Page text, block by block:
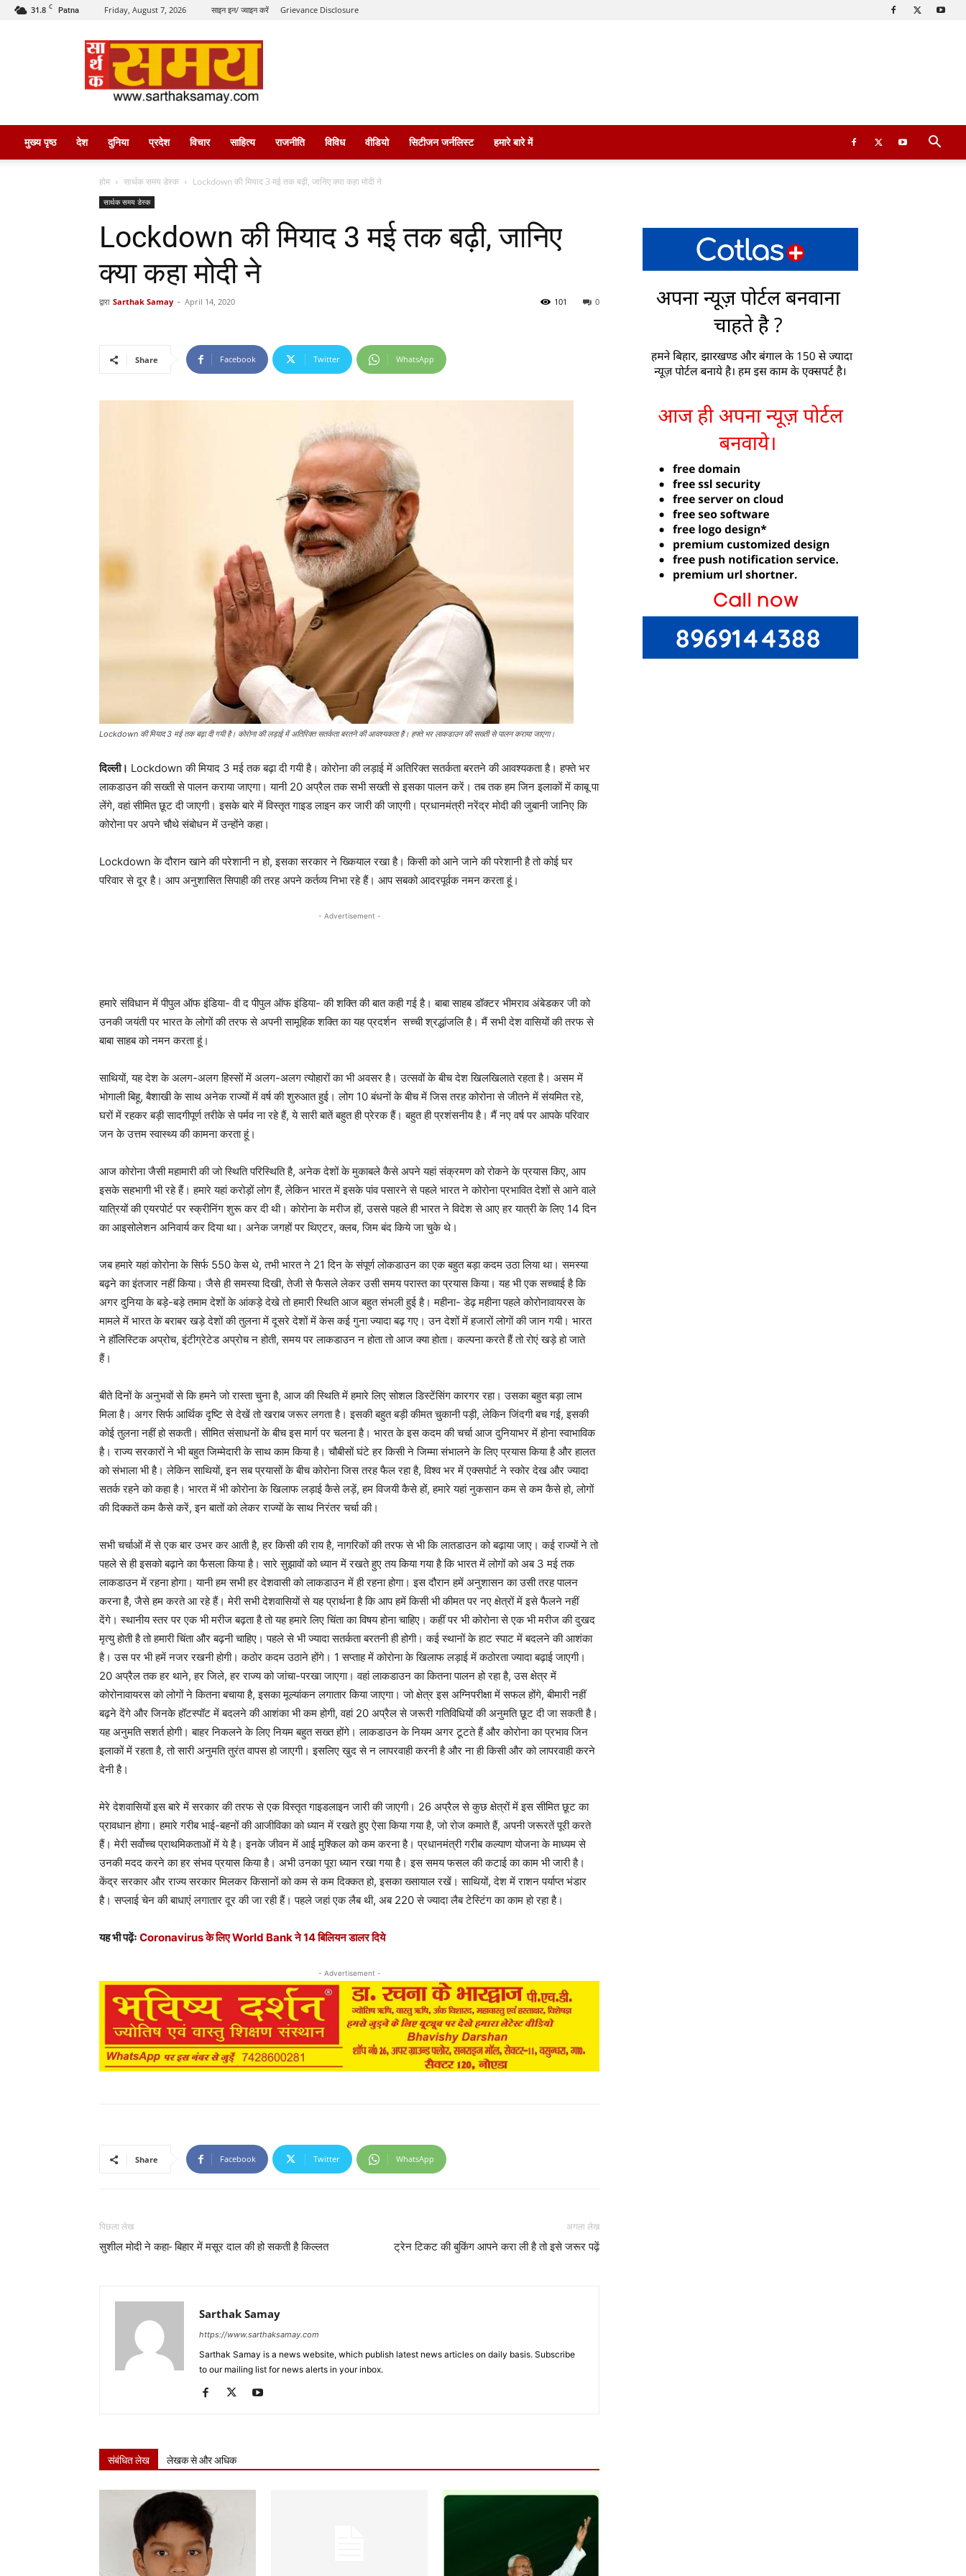
31.8 C Patna Friday, August 7, 2026 साइन इन/ ज्वाइन करें Grievance Disclosure
सार्थक
समय
मुख्य पृष्ठ देश दुनिया प्रदेश विचार साहित्य राजनीति विविध वीडियो सिटीजन जर्नलिस्ट हमारे बारे में
होम सार्थक समय डेस्क Lockdown की मियाद 3 मई तक बढ़ी, जानिए क्या कहा मोदी ने
सार्थक समय डेस्क
Lockdown की मियाद 3 मई तक बढ़ी, जानिए
क्या कहा मोदी ने
द्वारा Sarthak Samay - April 14, 2020 0
101
Share Facebook Twitter WhatsApp
Lockdown की मियाद 3 मई तक बढ़ा दी गयी है। कोरोना की लड़ाई में अतिरिक्त सतर्कता बरतने की आवश्यकता है। हफ्ते भर लाकडाउन की सख्ती से पालन कराया जाएगा।
दिल्ली। Lockdown की मियाद 3 मई तक बढ़ा दी गयी है। कोरोना की लड़ाई में अतिरिक्त सतर्कता बरतने की आवश्यकता है। हफ्ते भर
लाकडाउन की सख्ती से पालन कराया जाएगा। यानी 20 अप्रैल तक सभी सख्ती से इसका पालन करें। तब तक हम जिन इलाकों में काबू पा
लेंगे, वहां सीमित छूट दी जाएगी। इसके बारे में विस्तृत गाइड लाइन कर जारी की जाएगी। प्रधानमंत्री नरेंद्र मोदी की जुबानी जानिए कि
कोरोना पर अपने चौथे संबोधन में उन्होंने कहा।
Lockdown के दौरान खाने की परेशानी न हो, इसका सरकार ने ख्कियाल रखा है। किसी को आने जाने की परेशानी है तो कोई घर
परिवार से दूर है। आप अनुशासित सिपाही की तरह अपने कर्तव्य निभा रहे हैं। आप सबको आदरपूर्वक नमन करता हूं।
- Advertisement -
हमारे संविधान में पीपुल ऑफ इंडिया- वी द पीपुल ऑफ इंडिया- की शक्ति की बात कही गई है। बाबा साहब डॉक्टर भीमराव अंबेडकर जी को
उनकी जयंती पर भारत के लोगों की तरफ से अपनी सामूहिक शक्ति का यह प्रदर्शन सच्ची श्रद्धांजलि है। मैं सभी देश वासियों की तरफ से
बाबा साहब को नमन करता हूं।
साथियों, यह देश के अलग-अलग हिस्सों में अलग-अलग त्योहारों का भी अवसर है। उत्सवों के बीच देश खिलखिलाते रहता है। असम में
भोगाली बिहू, बैशाखी के साथ अनेक राज्यों में वर्ष की शुरुआत हुई। लोग 10 बंधनों के बीच में जिस तरह कोरोना से जीतने में संयमित रहे,
घरों में रहकर बड़ी सादगीपूर्ण तरीके से पर्मव ना रहे हैं, ये सारी बातें बहुत ही प्रेरक हैं। बहुत ही प्रशंसनीय है। मैं नए वर्ष पर आपके परिवार
जन के उत्तम स्वास्थ्य की कामना करता हूं।
आज कोरोना जैसी महामारी की जो स्थिति परिस्थिति है, अनेक देशों के मुकाबले कैसे अपने यहां संक्रमण को रोकने के प्रयास किए, आप
इसके सहभागी भी रहे हैं। हमारे यहां करोड़ों लोग हैं, लेकिन भारत में इसके पांव पसारने से पहले भारत ने कोरोना प्रभावित देशों से आने वाले
यात्रियों की एयरपोर्ट पर स्क्रीनिंग शुरू कर दी थी। कोरोना के मरीज हों, उससे पहले ही भारत ने विदेश से आए हर यात्री के लिए 14 दिन
का आइसोलेशन अनिवार्य कर दिया था। अनेक जगहों पर थिएटर, क्लब, जिम बंद किये जा चुके थे।
जब हमारे यहां कोरोना के सिर्फ 550 केस थे, तभी भारत ने 21 दिन के संपूर्ण लोकडाउन का एक बहुत बड़ा कदम उठा लिया था। समस्या
बढ़ने का इंतजार नहीं किया। जैसे ही समस्या दिखी, तेजी से फैसले लेकर उसी समय परास्त का प्रयास किया। यह भी एक सच्चाई है कि
अगर दुनिया के बड़े-बड़े तमाम देशों के आंकड़े देखे तो हमारी स्थिति आज बहुत संभली हुई है। महीना- डेढ़ महीना पहले कोरोनावायरस के
मामले में भारत के बराबर खड़े देशों की तुलना में दूसरे देशों में केस कई गुना ज्यादा बढ़ गए। उन देशों में हजारों लोगों की जान गयी। भारत
ने हॉलिस्टिक अप्रोच, इंटीग्रेटेड अप्रोच न होती, समय पर लाकडाउन न होता तो आज क्या होता। कल्पना करते हैं तो रोएं खड़े हो जाते
हैं।
बीते दिनों के अनुभवों से कि हमने जो रास्ता चुना है, आज की स्थिति में हमारे लिए सोशल डिस्टेंसिंग कारगर रहा। उसका बहुत बड़ा लाभ
मिला है। अगर सिर्फ आर्थिक दृष्टि से देखें तो खराब जरूर लगता है। इसकी बहुत बड़ी कीमत चुकानी पड़ी, लेकिन जिंदगी बच गई, इसकी
कोई तुलना नहीं हो सकती। सीमित संसाधनों के बीच इस मार्ग पर चलना है। भारत के इस कदम की चर्चा आज दुनियाभर में होना स्वाभाविक
है। राज्य सरकारों ने भी बहुत जिम्मेदारी के साथ काम किया है। चौबीसों घंटे हर किसी ने जिम्मा संभालने के लिए प्रयास किया है और हालत
को संभाला भी है। लेकिन साथियों, इन सब प्रयासों के बीच कोरोना जिस तरह फैल रहा है, विश्व भर में एक्सपोर्ट ने स्कोर देख और ज्यादा
सतर्क रहने को कहा है। भारत में भी कोरोना के खिलाफ लड़ाई कैसे लड़ें, हम विजयी कैसे हों, हमारे यहां नुकसान कम से कम कैसे हो, लोगों
की दिक्कतें कम कैसे करें, इन बातों को लेकर राज्यों के साथ निरंतर चर्चा की।
सभी चर्चाओं में से एक बार उभर कर आती है, हर किसी की राय है, नागरिकों की तरफ से भी कि लातडाउन को बढ़ाया जाए। कई राज्यों ने तो
पहले से ही इसको बढ़ाने का फैसला किया है। सारे सुझावों को ध्यान में रखते हुए तय किया गया है कि भारत में लोगों को अब 3 मई तक
लाकडाउन में रहना होगा। यानी हम सभी हर देशवासी को लाकडाउन में ही रहना होगा। इस दौरान हमें अनुशासन का उसी तरह पालन
करना है, जैसे हम करते आ रहे हैं। मेरी सभी देशवासियों से यह प्रार्थना है कि आप हमें किसी भी कीमत पर नए क्षेत्रों में इसे फैलने नहीं
देंगे। स्थानीय स्तर पर एक भी मरीज बढ़ता है तो यह हमारे लिए चिंता का विषय होना चाहिए। कहीं पर भी कोरोना से एक भी मरीज की दुखद
मृत्यु होती है तो हमारी चिंता और बढ़नी चाहिए। पहले से भी ज्यादा सतर्कता बरतनी ही होगी। कई स्थानों के हाट स्पाट में बदलने की आशंका
है। उस पर भी हमें नजर रखनी होगी। कठोर कदम उठाने होंगे। 1 सप्ताह में कोरोना के खिलाफ लड़ाई में कठोरता ज्यादा बढ़ाई जाएगी।
20 अप्रैल तक हर थाने, हर जिले, हर राज्य को जांचा-परखा जाएगा। वहां लाकडाउन का कितना पालन हो रहा है, उस क्षेत्र में
कोरोनावायरस को लोगों ने कितना बचाया है, इसका मूल्यांकन लगातार किया जाएगा। जो क्षेत्र इस अग्निपरीक्षा में सफल होंगे, बीमारी नहीं
बढ़ने देंगे और जिनके हॉटस्पॉट में बदलने की आशंका भी कम होगी, वहां 20 अप्रैल से जरूरी गतिविधियों की अनुमति छूट दी जा सकती है।
यह अनुमति सशर्त होगी। बाहर निकलने के लिए नियम बहुत सख्त होंगे। लाकडाउन के नियम अगर टूटते हैं और कोरोना का प्रभाव जिन
इलाकों में रहता है, तो सारी अनुमति तुरंत वापस हो जाएगी। इसलिए खुद से न लापरवाही करनी है और ना ही किसी और को लापरवाही करने
देनी है।
मेरे देशवासियों इस बारे में सरकार की तरफ से एक विस्तृत गाइडलाइन जारी की जाएगी। 26 अप्रैल से कुछ क्षेत्रों में इस सीमित छूट का
प्रावधान होगा। हमारे गरीब भाई-बहनों की आजीविका को ध्यान में रखते हुए ऐसा किया गया है, जो रोज कमाते हैं, अपनी जरूरतें पूरी करते
हैं। मेरी सर्वोच्च प्राथमिकताओं में ये है। इनके जीवन में आई मुश्किल को कम करना है। प्रधानमंत्री गरीब कल्याण योजना के माध्यम से
उनकी मदद करने का हर संभव प्रयास किया है। अभी उनका पूरा ध्यान रखा गया है। इस समय फसल की कटाई का काम भी जारी है।
केंद्र सरकार और राज्य सरकार मिलकर किसानों को कम से कम दिक्कत हो, इसका ख्सायाल रखें। साथियों, देश में राशन पर्याप्त भंडार
है। सप्लाई चेन की बाधाएंं लगातार दूर की जा रही हैं। पहले जहां एक लैब थी, अब 220 से ज्यादा लैब टेस्टिंग का काम हो रहा है।
यह भी पढ़ेंः Coronavirus के लिए World Bank ने 14 बिलियन डालर दिये
- Advertisement -
Share Facebook Twitter WhatsApp
पिछला लेख
सुशील मोदी ने कहा- बिहार में मसूर दाल की हो सकती है किल्लत
अगला लेख
ट्रेन टिकट की बुकिंग आपने करा ली है तो इसे जरूर पढ़ें
Sarthak Samay
https://www.sarthaksamay.com
Sarthak Samay is a news website, which publish latest news articles on daily basis. Subscribe
to our mailing list for news alerts in your inbox.
संबंधित लेख लेखक से और अधिक